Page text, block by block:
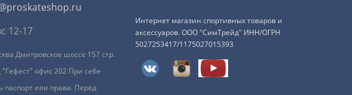
12-17
Дмитровское шоссе 157 стр.
"Гефест" офис 202 При себе
паспорт или права. Перед
Интернет магазин спортивных товаров и
аксессуаров. ООО "СимТрейд" ИНН/ОГРН
5027253417/1175027015393